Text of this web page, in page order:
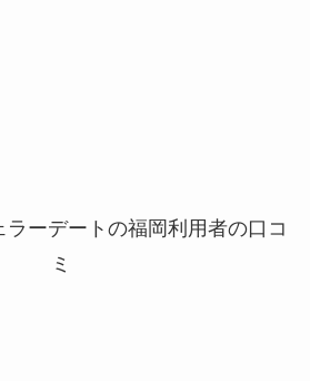
ーデートの福岡利用者の口コ
ミ